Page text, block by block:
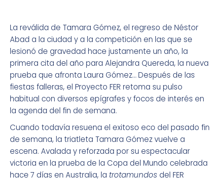
La reválida de Tamara Gómez, el regreso de Néstor
Abad a la ciudad y a la competición en las que se
lesionó de gravedad hace justamente un año, la
primera cita del año para Alejandra Quereda, la nueva
prueba que afronta Laura Gómez… Después de las
fiestas falleras, el Proyecto FER retoma su pulso
habitual con diversos epígrafes y focos de interés en
la agenda del fin de semana.
Cuando todavía resuena el exitoso eco del pasado fin
de semana, la triatleta Tamara Gómez vuelve a
escena. Avalada y reforzada por su espectacular
victoria en la prueba de la Copa del Mundo celebrada
hace 7 días en Australia, la trotamundos del FER